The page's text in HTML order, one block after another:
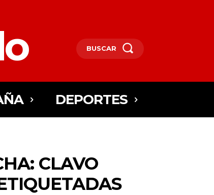
BUSCAR
DEPORTES
CLAVO